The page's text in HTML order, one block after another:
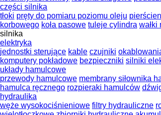
części silnika
tłoki pręty do pomiaru poziomu oleju
korbowego koła pasowe tuleje cylindra wałki
silnika
elektryka
jednostki sterujące kable czujniki
komputery pokładowe bezpieczniki silniki
układy hamulcowe
przewody hamulcowe membrany siłownika
hamulca ręcznego rozpieraki hamulców
hydraulika
węże wysokociśnieniowe filtry hydrauliczne